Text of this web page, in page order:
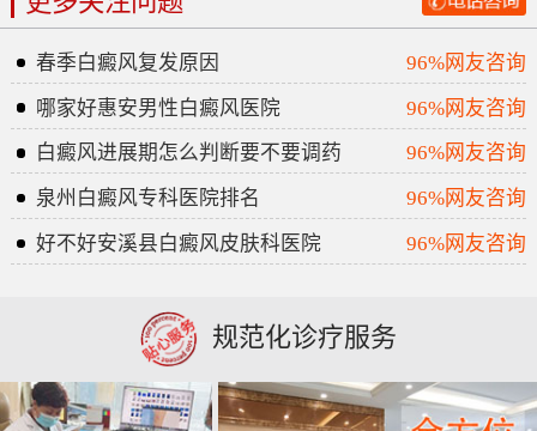
春季白癜风复发原因
96%网友咨询
哪家好惠安男性白癜风医院
96%网友咨询
白癜风进展期怎么判断要不要调药
96%网友咨询
泉州白癜风专科医院排名
96%网友咨询
好不好安溪县白癜风皮肤科医院
96%网友咨询
规范化诊疗服务